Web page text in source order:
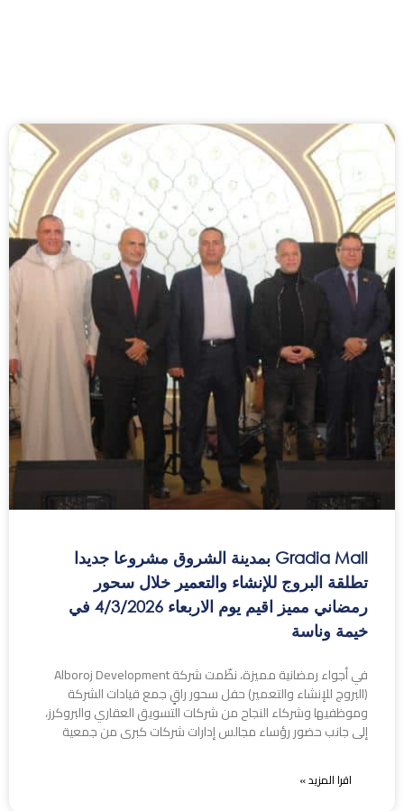
Gradia Mall بمدينة الشروق مشروعا جديدا
تطلقة البروج للإنشاء والتعمير خلال سحور
رمضاني مميز اقيم يوم الاربعاء 4/3/2026 في
خيمة وناسة
في أجواء رمضانية مميزة، نظّمت شركة Alboroj Development
(البروج للإنشاء والتعمير) حفل سحور راقٍ جمع قيادات الشركة
وموظفيها وشركاء النجاح من شركات التسويق العقاري والبروكرز،
إلى جانب حضور رؤساء مجالس إدارات شركات كبرى من جمعية
اقرا المزيد »